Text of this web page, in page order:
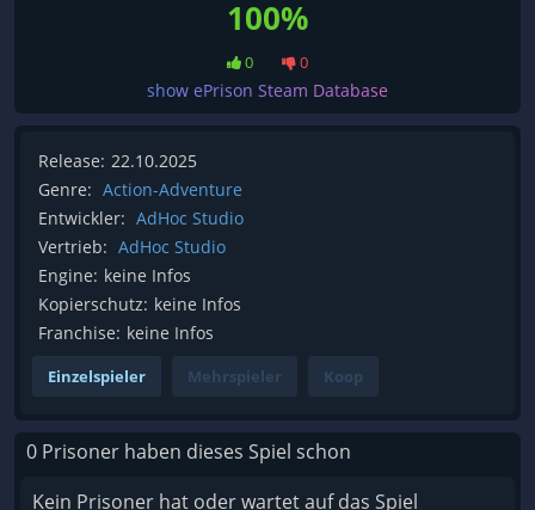
100%
0 0
show ePrison Steam Database
Release: 22.10.2025
Genre: Action-Adventure
Entwickler: AdHoc Studio
Vertrieb: AdHoc Studio
Engine: keine Infos
Kopierschutz: keine Infos
Franchise: keine Infos
Einzelspieler Mehrspieler Koop
0 Prisoner haben dieses Spiel schon
Kein Prisoner hat oder wartet auf das Spiel